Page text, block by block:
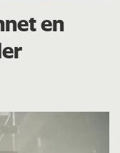
en